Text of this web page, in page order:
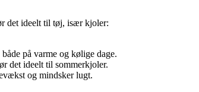
det ideelt til tøj, især kjoler:
på varme og kølige dage.
det ideelt til sommerkjoler.
og mindsker lugt.